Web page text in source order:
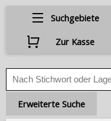
Suchgebiete
Zur Kasse
Erweiterte Suche